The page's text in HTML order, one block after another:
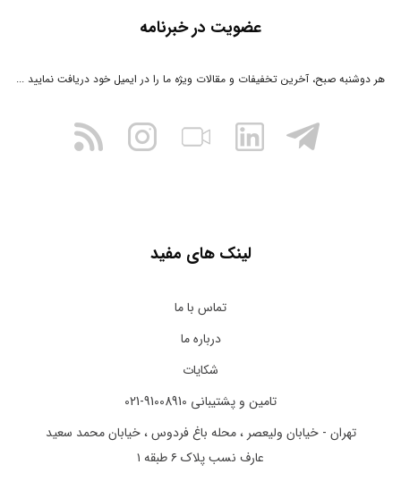
لینک های مفید
تماس با ما
درباره ما
شکایات
تامین و پشتیبانی 91008910-021
تهران - خیابان ولیعصر ، محله باغ فردوس ، خیابان محمد سعید
عارف نسب پلاک ۶ طبقه ۱
عضویت در خبرنامه
هر دوشنبه صبح، آخرین تخفیفات و مقالات ویژه ما را در ایمیل خود دریافت نمایید ...